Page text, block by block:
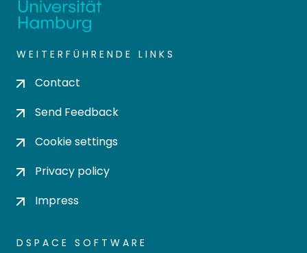
WEITERFÜHRENDE LINKS
Contact
Send Feedback
Cookie settings
Privacy policy
Impress
DSPACE SOFTWARE